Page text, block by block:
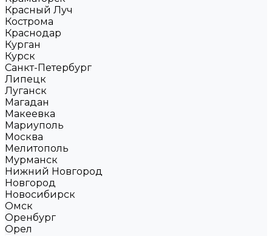
Красный Луч
Кострома
Краснодар
Курган
Курск
Санкт-Петербург
Липецк
Луганск
Магадан
Макеевка
Мариуполь
Москва
Мелитополь
Мурманск
Нижний Новгород
Новгород
Новосибирск
Омск
Оренбург
Орел